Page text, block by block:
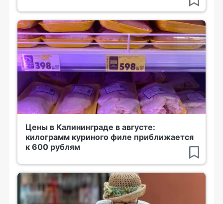
Цены в Калининграде в августе:
килограмм куриного филе приближается
к 600 рублям